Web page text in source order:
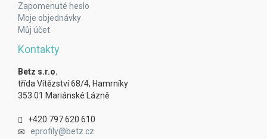
Zapomenuté heslo
Moje objednávky
Můj účet
Kontakty
Betz s.r.o.
třída Vítězství 68/4, Hamrníky
353 01 Mariánské Lázně
+420 797 620 610
eprofily@betz.cz